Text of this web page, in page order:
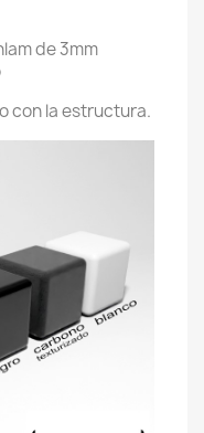
de 3mm
con la estructura.